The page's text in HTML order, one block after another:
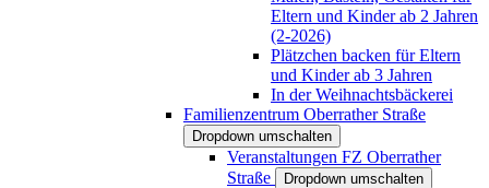
Eltern und Kinder ab 2 Jahren
(2-2026)
Plätzchen backen für Eltern
und Kinder ab 3 Jahren
In der Weihnachtsbäckerei
Familienzentrum Oberrather Straße
Dropdown umschalten
Veranstaltungen FZ Oberrather
Straße
Dropdown umschalten